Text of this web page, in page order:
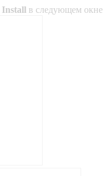
Install в следующем окне